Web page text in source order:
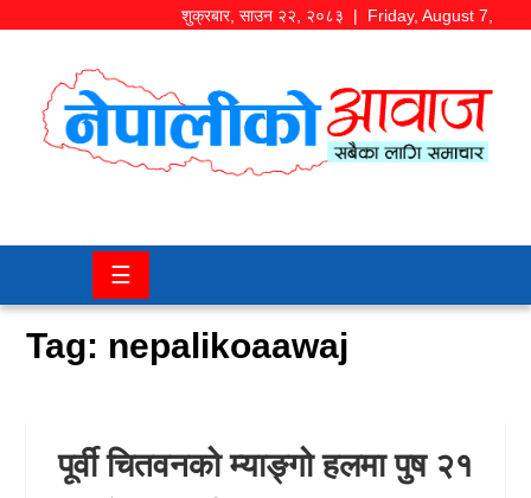
शुक्रबार, साउन २२, २०८३ | Friday, August 7,
समाज/
चितवन
कला/
बजार
☰
Tag: nepalikoaawaj
पूर्वी चितवनको म्याङ्गो हलमा पुष २१